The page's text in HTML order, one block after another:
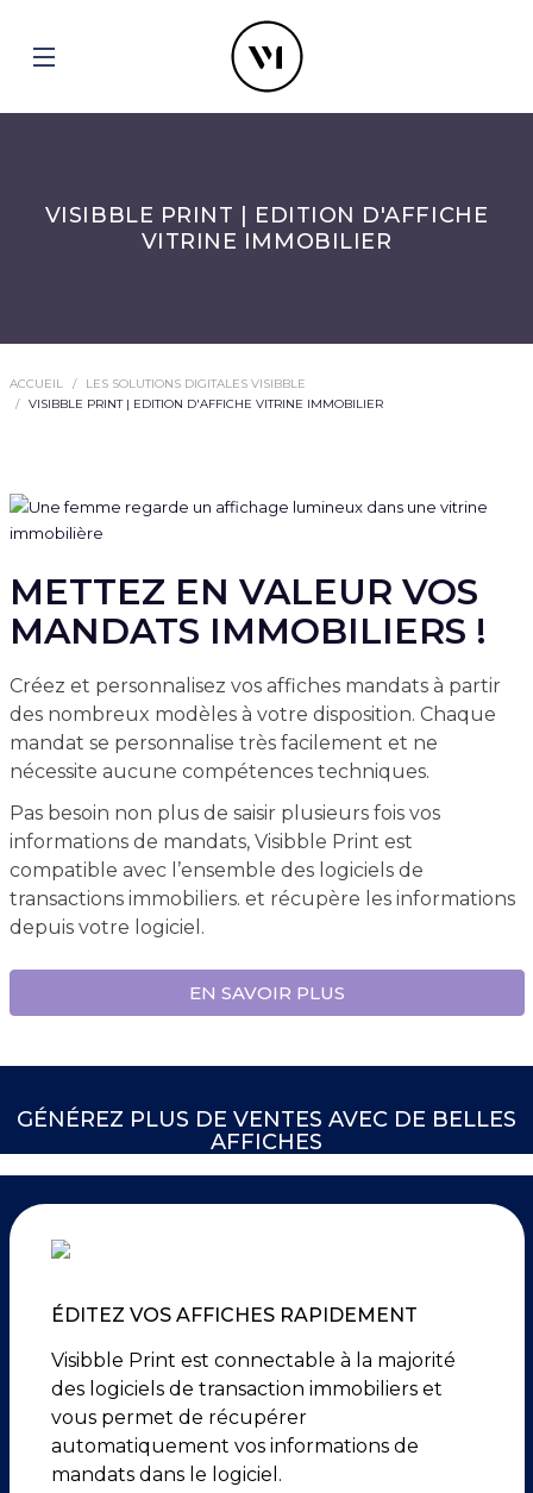
VISIBBLE PRINT | EDITION D'AFFICHE
VITRINE IMMOBILIER
ACCUEIL
LES SOLUTIONS DIGITALES VISIBBLE
VISIBBLE PRINT | EDITION D'AFFICHE VITRINE IMMOBILIER
METTEZ EN VALEUR VOS
MANDATS IMMOBILIERS !
Créez et personnalisez vos affiches mandats à partir
des nombreux modèles à votre disposition. Chaque
mandat se personnalise très facilement et ne
nécessite aucune compétences techniques.
Pas besoin non plus de saisir plusieurs fois vos
informations de mandats, Visibble Print est
compatible avec l’ensemble des logiciels de
transactions immobiliers. et récupère les informations
depuis votre logiciel.
EN SAVOIR PLUS
GÉNÉREZ PLUS DE VENTES AVEC DE BELLES
AFFICHES
ÉDITEZ VOS AFFICHES RAPIDEMENT
Visibble Print est connectable à la majorité
des logiciels de transaction immobiliers et
vous permet de récupérer
automatiquement vos informations de
mandats dans le logiciel.